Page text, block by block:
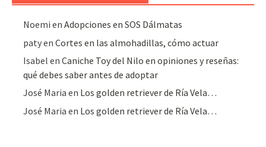
Noemi enAdopciones en SOS Dálmatas
patyenCortes en las almohadillas, cómo actuar
Isabel enCaniche Toy del Nilo en opiniones y reseñas:
qué debes saber antes de adoptar
José Maria en Los golden retriever de Ría Vela…
José Maria en Los golden retriever de Ría Vela…